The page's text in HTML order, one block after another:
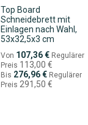
Top Board
Schneidebrett mit
Einlagen nach Wahl,
53x32,5x3 cm
Von 107,36 € Regulärer
Preis 113,00 €
Bis 276,96 € Regulärer
Preis 291,50 €